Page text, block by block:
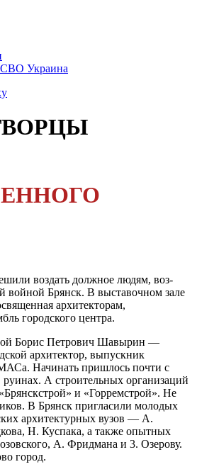
СВО Украина
воздать должное людям, воз­
Брянск. В выставочном зале
архитекторам,
городского центра.
Бо­рис Петрович Шавырин —
архитектор, вы­пускник
Начинать пришлось почти с
А строитель­ных организаций
и «Горремстрой». Не
В Брянск пригласили молодых
архитек­турных вузов — А.
Н. Куспака, а также опытных
А. Фридмана и 3. Озеро­ву.
город.